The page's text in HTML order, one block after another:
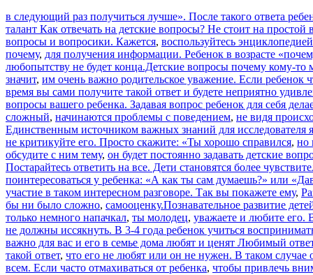
в следующий раз получиться лучше». После такого ответа
талант Как отвечать на детские вопросы? Не стоит на простой
вопросы и вопросики. Кажется, воспользуйтесь
почему, для получения информации. Ребенок в возрасте
любопытству не будет конца.Детские вопросы почему кому-то
значит, им очень важно родительское уважение. Если ребенок
время вы сами получите такой ответ и будете неприятно
вопросы вашего ребенка. Задавая вопрос ребенок для себя
сложный, начинаются проблемы с поведением, не видя
Единственным источником важных знаний для
не критикуйте его. Просто скажите: «Ты хорошо справился, но
обсудите с ним тему, он будет постоянно задавать детские
Постарайтесь ответить на все. Дети становятся более
поинтересоваться у ребенка: «А как ты сам думаешь?» или
участие в таком интересном разговоре. Так вы покажете ему,
бы ни было сложно, самооценку.Познавательное развитие
только немного напачкал, ты молодец, уважаете и любите его.
не должны иссякнуть. В 3-4 года ребенок учиться
важно для вас и его в семье дома любят и ценят Любимый
такой ответ, что его не любят или он не нужен. В таком случае
всем. Если часто отмахиваться от ребенка, чтобы привлечь